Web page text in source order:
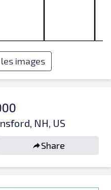
images
NH, US
Share